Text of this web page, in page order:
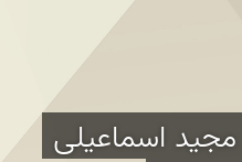
مجید اسماعیلی